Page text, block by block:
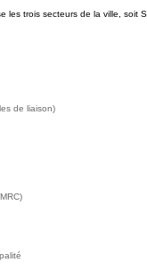
les trois secteurs de la ville,
de liaison)